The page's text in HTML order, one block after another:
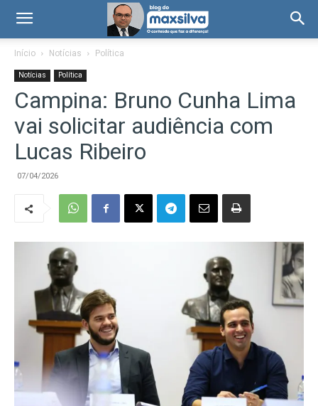
Início Notícias Política
Notícias Política
Campina: Bruno Cunha Lima
vai solicitar audiência com
Lucas Ribeiro
07/04/2026